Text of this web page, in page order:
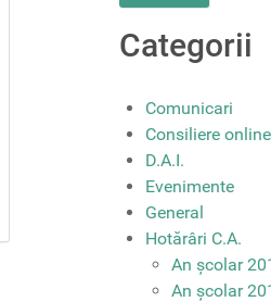
Categorii
Comunicari
Consiliere online
D.A.I.
Evenimente
General
Hotărâri C.A.
An școlar
An școlar